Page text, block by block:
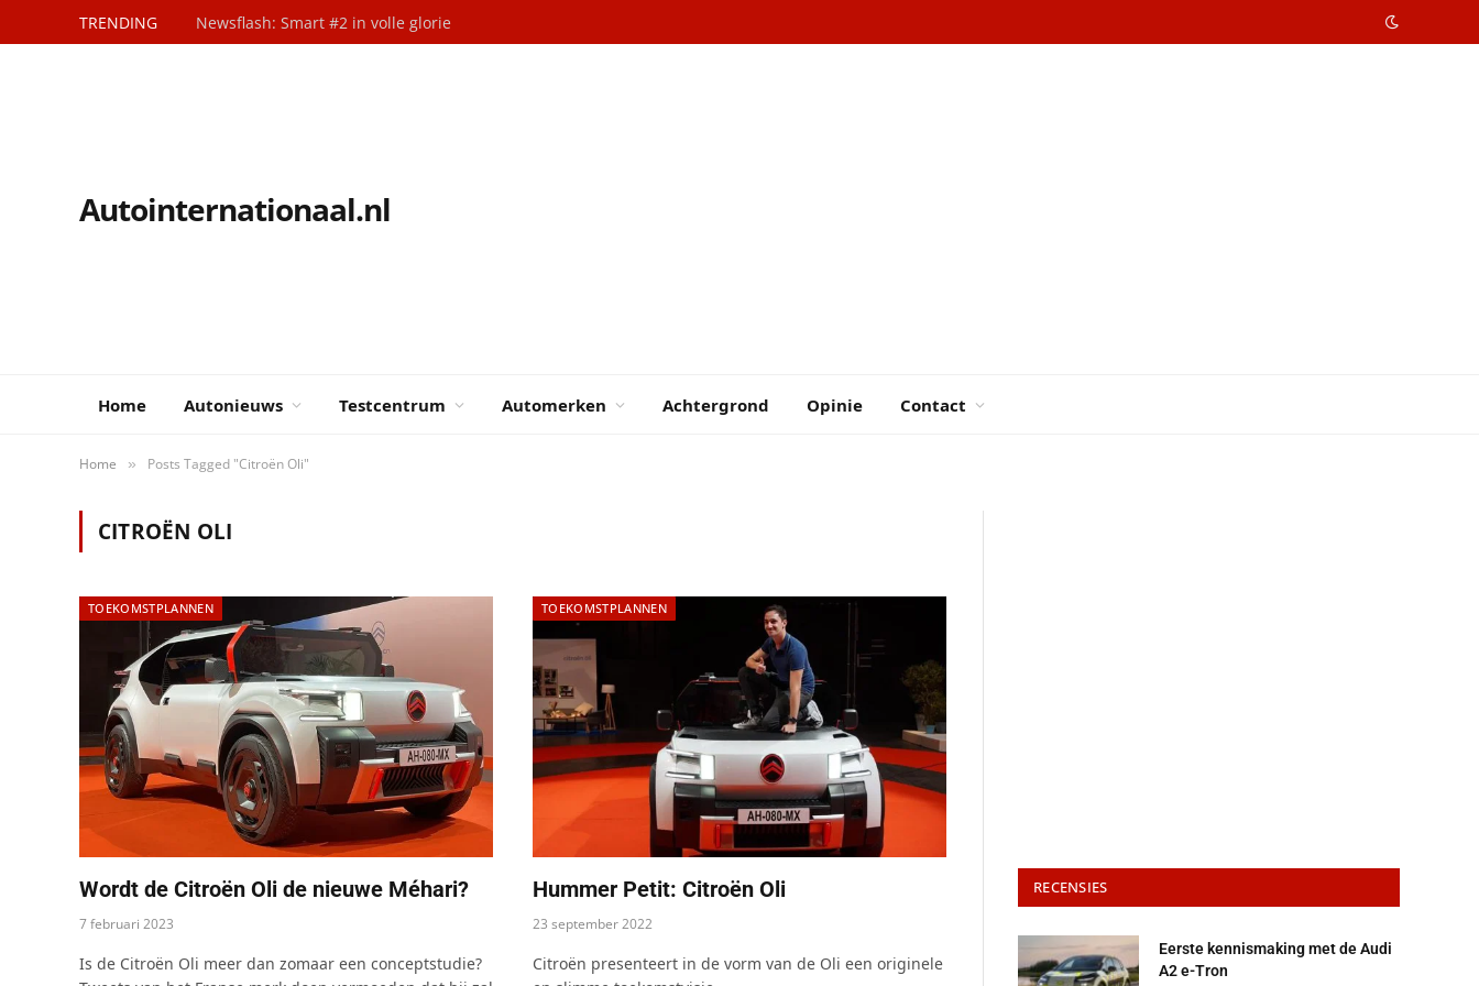
TRENDING Newsflash: Smart #2 in volle glorie
Autointernationaal.nl
Home Autonieuws Testcentrum Automerken Achtergrond Opinie Contact
Home » Posts Tagged "Citroën Oli"
CITROËN OLI
TOEKOMSTPLANNEN
Wordt de Citroën Oli de nieuwe Méhari?
7 februari 2023
Is de Citroën Oli meer dan zomaar een conceptstudie?
TOEKOMSTPLANNEN
Hummer Petit: Citroën Oli
23 september 2022
Citroën presenteert in de vorm van de Oli een originele
RECENSIES
Eerste kennismaking met de Audi
A2 e-Tron